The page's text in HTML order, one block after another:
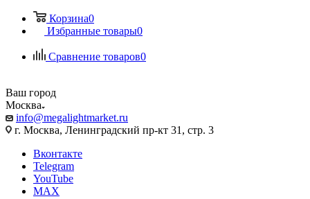
Корзина0
Избранные товары0
Сравнение товаров0
Ваш город
Москва
info@megalightmarket.ru
г. Москва, Ленинградский пр-кт 31, стр. 3
Вконтакте
Telegram
YouTube
MAX